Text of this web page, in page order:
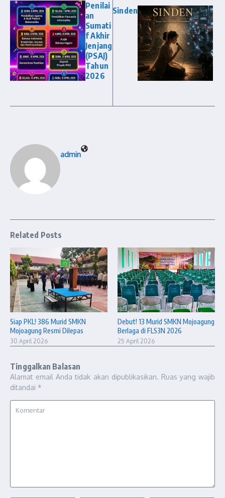
Penilai
an
Sumati
f Akhir
Jenjang
(PSAJ)
Tahun
2026
Sinden
admin
Related Posts
Siap PKL! 386 Murid SMKN
Mojoagung Resmi Dilepas
30 April 2026
Debut! 13 Murid SMKN Mojoagung
Berlaga di FLS3N 2026
25 April 2026
Tinggalkan Balasan
Alamat email Anda tidak akan dipublikasikan. Ruas yang wajib
ditandai *